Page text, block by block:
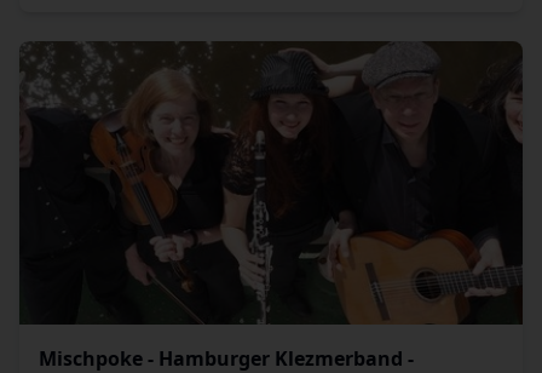
Mischpoke - Hamburger Klezmerband -